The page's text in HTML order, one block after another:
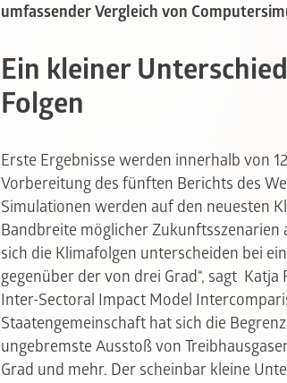
umfassender Vergleich von
Ein kleiner
Folgen
Erste Ergebnisse werden innerhalb von
Vorbereitung des fünften Berichts des
Simulationen werden auf den neuesten
Bandbreite möglicher Zukunftsszenarien
sich die Klimafolgen unterscheiden bei
gegenüber der von drei Grad“, sagt
Inter-Sectoral Impact Model
Staatengemeinschaft hat sich die
ungebremste Ausstoß von
Grad und mehr. Der scheinbar kleine